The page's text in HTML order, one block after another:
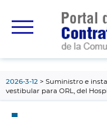
principal
2026-3-12
Suministro e
vestibular para ORL, del